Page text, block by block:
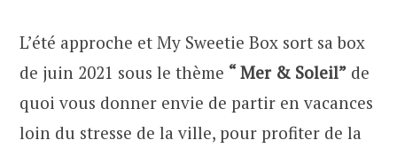
L’été approche et My Sweetie Box sort sa box
de juin 2021 sous le thème “ Mer & Soleil” de
quoi vous donner envie de partir en vacances
loin du stresse de la ville, pour profiter de la